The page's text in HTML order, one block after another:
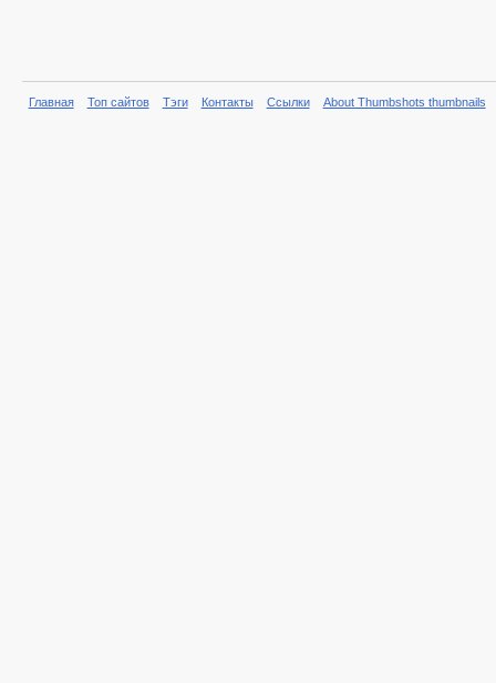
Главная Топ сайтов Тэги Контакты Ссылки About Thumbshots thumbnails